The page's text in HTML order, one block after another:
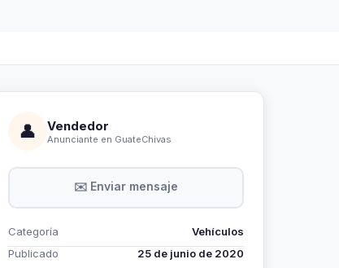
👤 Vendedor
Anunciante en GuateChivas
✉️ Enviar mensaje
Categoría
Vehículos
Publicado
25 de junio de 2020